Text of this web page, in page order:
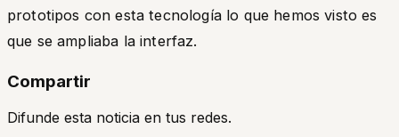
prototipos con esta tecnología lo que hemos visto es
que se ampliaba la interfaz.
Compartir
Difunde esta noticia en tus redes.